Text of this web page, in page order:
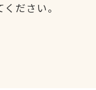
ださい。